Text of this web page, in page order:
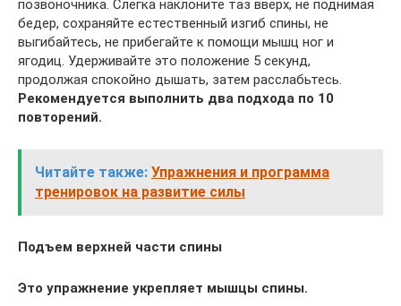
позвоночника. Слегка наклоните таз вверх, не поднимая
бедер, сохраняйте естественный изгиб спины, не
выгибайтесь, не прибегайте к помощи мышц ног и
ягодиц. Удерживайте это положение 5 секунд,
продолжая спокойно дышать, затем расслабьтесь.
Рекомендуется выполнить два подхода по 10
повторений.
Читайте также: Упражнения и программа
тренировок на развитие силы
Подъем верхней части спины
Это упражнение укрепляет мышцы спины.